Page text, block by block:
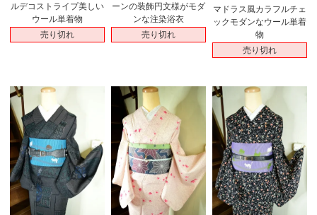
ルデコストライプ美しい
ウール単着物
売り切れ
ーンの装飾円文様がモダ
ンな注染浴衣
売り切れ
マドラス風カラフルチェ
ックモダンなウール単着
物
売り切れ